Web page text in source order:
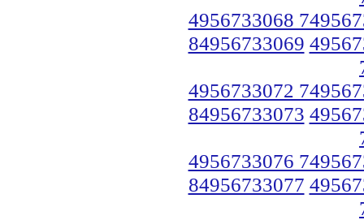
4956733068
84956733069
4956733072
84956733073
4956733076
84956733077